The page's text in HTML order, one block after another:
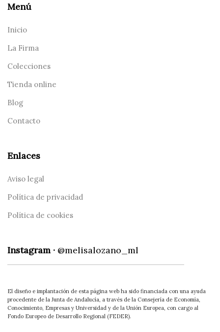
Menú
Inicio
La Firma
Colecciones
Tienda online
Blog
Contacto
Enlaces
Aviso legal
Política de privacidad
Política de cookies
Instagram · @melisalozano_ml
El diseño e implantación de esta página web ha sido financiada con una ayuda
procedente de la Junta de Andalucía, a través de la Consejería de Economía,
Conocimiento, Empresas y Universidad y de la Unión Europea, con cargo al
Fondo Europeo de Desarrollo Regional (FEDER).